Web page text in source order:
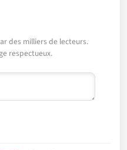
des milliers de lecteurs.
respectueux.